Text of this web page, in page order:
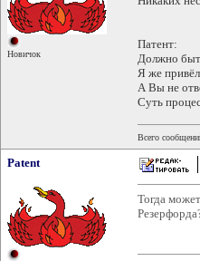
Новичок
Патент:
Должно
Я же
А Вы не
Суть
Всего
Patent
Тогда